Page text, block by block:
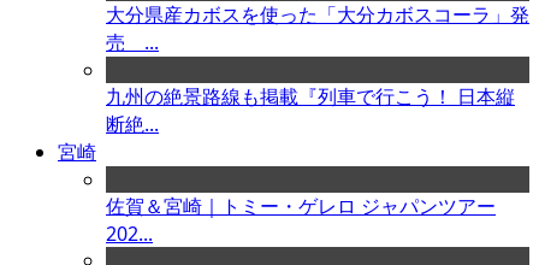
大分県産カボスを使った「大分カボスコーラ」発
売 ...
九州の絶景路線も掲載『列車で行こう！ 日本縦
断絶...
宮崎
佐賀＆宮崎｜トミー・ゲレロ ジャパンツアー
202...